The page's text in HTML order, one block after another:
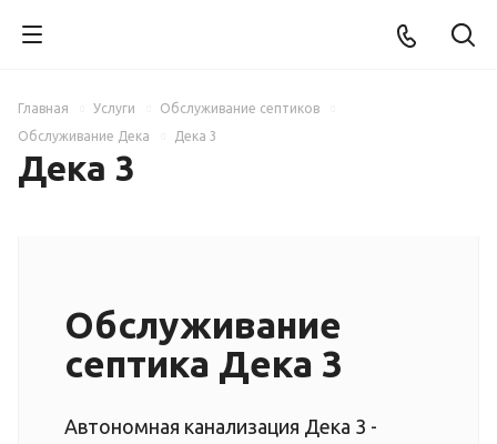
Главная Услуги
Обслуживание септиков
Обслуживание Дека
Дека 3
Дека 3
Обслуживание
септика Дека 3
Автономная канализация Дека 3 -